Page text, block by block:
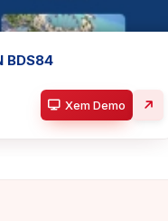
BDS84
Xem Demo